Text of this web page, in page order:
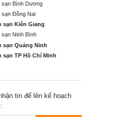
sạn Bình Dương
sạn Đồng Nai
sạn Kiên Giang
sạn Ninh Bình
sạn Quảng Ninh
sạn TP Hồ Chí Minh
tin để lên kế hoạch